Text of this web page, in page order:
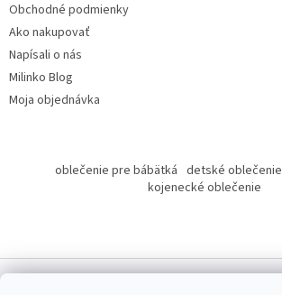
Obchodné podmienky
Ako nakupovať
Napísali o nás
Milinko Blog
Moja objednávka
oblečenie pre bábätká detské oblečenie
kojenecké oblečenie